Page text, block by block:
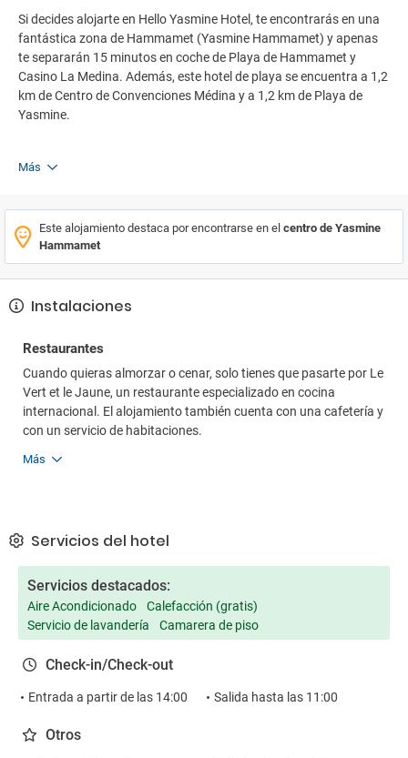
Si decides alojarte en Hello Yasmine Hotel, te encontrarás en una
fantástica zona de Hammamet (Yasmine Hammamet) y apenas
te separarán 15 minutos en coche de Playa de Hammamet y
Casino La Medina. Además, este hotel de playa se encuentra a 1,2
km de Centro de Convenciones Médina y a 1,2 km de Playa de
Yasmine.
Más
Este alojamiento destaca por encontrarse en el centro de Yasmine
Hammamet
Instalaciones
Restaurantes
Cuando quieras almorzar o cenar, solo tienes que pasarte por Le
Vert et le Jaune, un restaurante especializado en cocina
internacional. El alojamiento también cuenta con una cafetería y
con un servicio de habitaciones.
Más
Servicios del hotel
Servicios destacados:
Aire Acondicionado
Calefacción (gratis)
Servicio de lavandería
Camarera de piso
Check-in/Check-out
Entrada a partir de las 14:00 Salida hasta las 11:00
Otros